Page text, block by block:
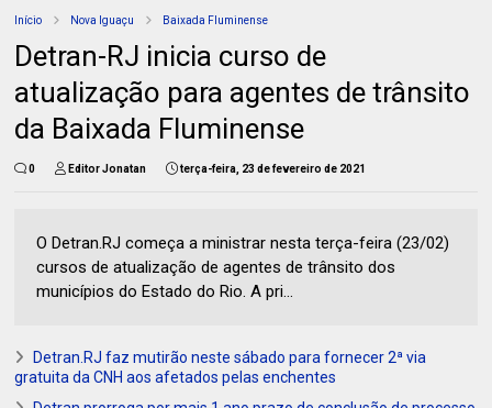
Início Nova Iguaçu Baixada Fluminense
Detran-RJ inicia curso de
atualização para agentes de trânsito
da Baixada Fluminense
0 Editor Jonatan terça-feira, 23 de fevereiro de 2021
O Detran.RJ começa a ministrar nesta terça-feira (23/02)
cursos de atualização de agentes de trânsito dos
municípios do Estado do Rio. A pri...
Detran.RJ faz mutirão neste sábado para fornecer 2ª via
gratuita da CNH aos afetados pelas enchentes